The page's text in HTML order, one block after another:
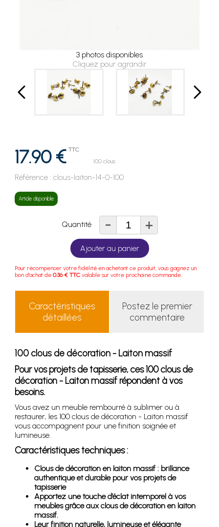
3 photos disponibles
Cliquez pour agrandir
17.90 € TTC
100 clous
Référence : clous-laiton-14-0-100
Article disponible
Quantité - +
Ajouter au panier
Pour récompenser votre fidélité en achetant ce produit, vous gagnez un
bon d'achat de 0.36 € TTC valable sur votre prochaine commande.
Caractéristiques
détaillées
Postez le premier
commentaire
100 clous de décoration - Laiton massif
Pour vos projets de tapisserie, ces 100 clous de
décoration - Laiton massif répondent à vos
besoins.
Vous avez un meuble rembourré à sublimer ou à
restaurer, les 100 clous de décoration - Laiton massif
vous accompagnent pour une finition soignée et
lumineuse.
Caractéristiques techniques :
Clous de décoration en laiton massif : brillance
authentique et durable pour vos projets de
tapisserie
Apportez une touche d’éclat intemporel à vos
meubles grâce aux clous de décoration en laiton
massif.
Leur finition naturelle, lumineuse et élégante